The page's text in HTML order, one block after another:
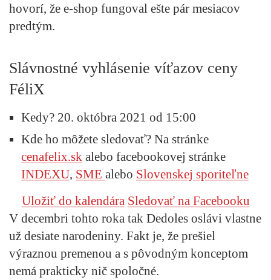
hovorí, že e-shop fungoval ešte pár mesiacov
predtým.
Slávnostné vyhlásenie víťazov ceny
FéliX
Kedy? 20. októbra 2021 od 15:00
Kde ho môžete sledovať? Na stránke
cenafelix.sk alebo facebookovej stránke
INDEXU, SME alebo Slovenskej sporiteľne
Uložiť do kalendára Sledovať na Facebooku
V decembri tohto roka tak Dedoles oslávi vlastne
už desiate narodeniny. Fakt je, že prešiel
výraznou premenou a s pôvodným konceptom
nemá prakticky nič spoločné.